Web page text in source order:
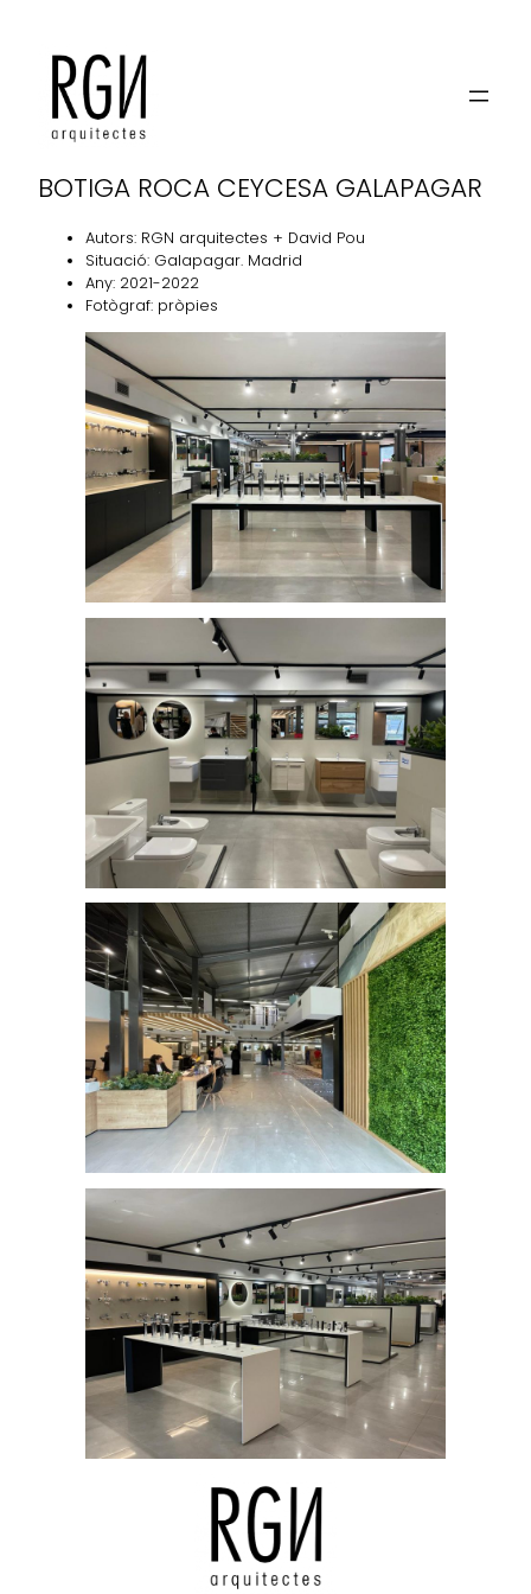
BOTIGA ROCA CEYCESA GALAPAGAR
Autors: RGN arquitectes + David Pou
Situació: Galapagar. Madrid
Any: 2021-2022
Fotògraf: pròpies